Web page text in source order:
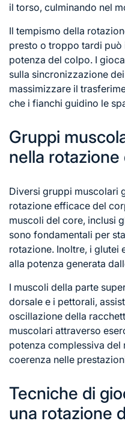
il torso, culminando nel
Il tempismo della
presto o troppo tardi può
potenza del colpo. I
sulla sincronizzazione
massimizzare il
che i fianchi guidino le
Gruppi
nella
Diversi gruppi muscolari
rotazione efficace del
muscoli del core, inclusi
sono fondamentali per
rotazione. Inoltre, i glutei
alla potenza generata
I muscoli della parte
dorsale e i pettorali,
oscillazione della
muscolari attraverso
potenza complessiva del
coerenza nelle
Tecniche di
una rotazione